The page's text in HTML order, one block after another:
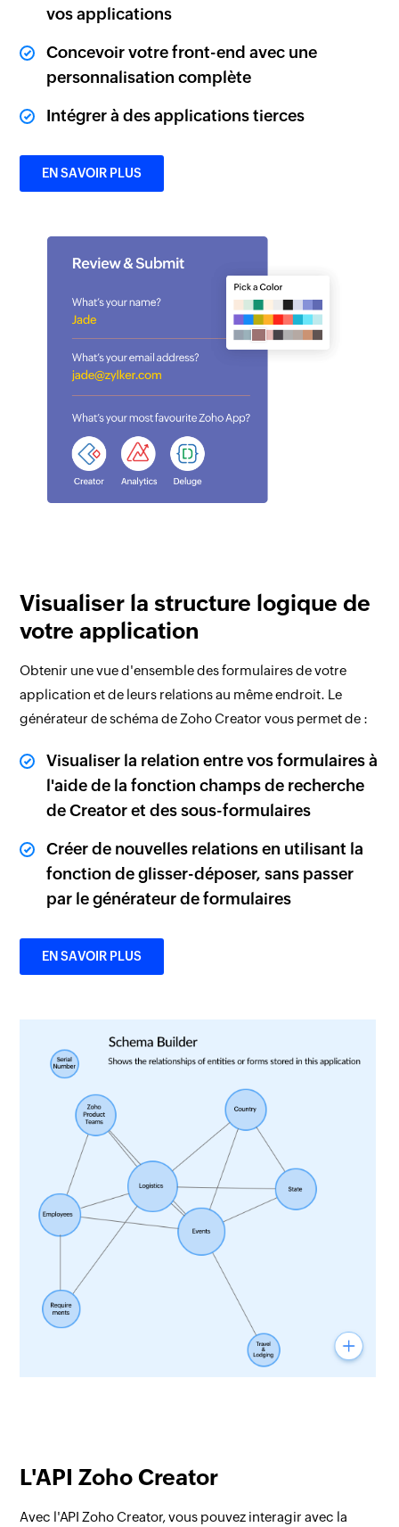
vos applications
Concevoir votre front-end avec une
personnalisation complète
Intégrer à des applications tierces
EN SAVOIR PLUS
Visualiser la structure logique de
votre application
Obtenir une vue d'ensemble des formulaires de votre
application et de leurs relations au même endroit. Le
générateur de schéma de Zoho Creator vous permet de :
Visualiser la relation entre vos formulaires à
l'aide de la fonction champs de recherche
de Creator et des sous-formulaires
Créer de nouvelles relations en utilisant la
fonction de glisser-déposer, sans passer
par le générateur de formulaires
EN SAVOIR PLUS
L'API Zoho Creator
Avec l'API Zoho Creator, vous pouvez interagir avec la